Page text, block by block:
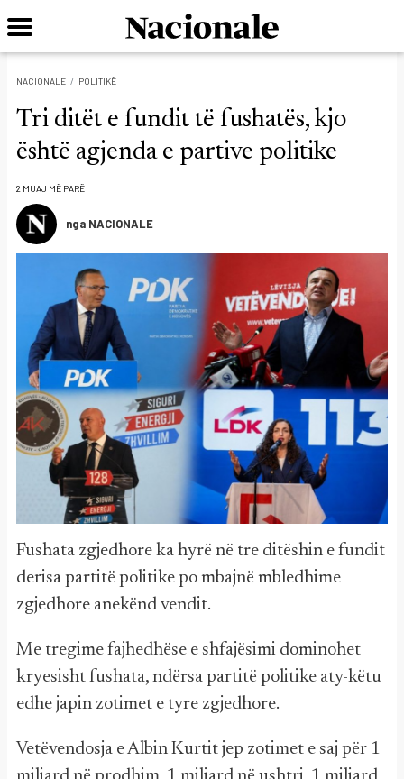
NACIONALE POLITIKË
Tri ditët e fundit të fushatës, kjo
është agjenda e partive politike
2 MUAJ MË PARË
nga NACIONALE
Fushata zgjedhore ka hyrë në tre ditëshin e fundit
derisa partitë politike po mbajnë mbledhime
zgjedhore anekënd vendit.
Me tregime fajhedhëse e shfajësimi dominohet
kryesisht fushata, ndërsa partitë politike aty-këtu
edhe japin zotimet e tyre zgjedhore.
Vetëvendosja e Albin Kurtit jep zotimet e saj për 1